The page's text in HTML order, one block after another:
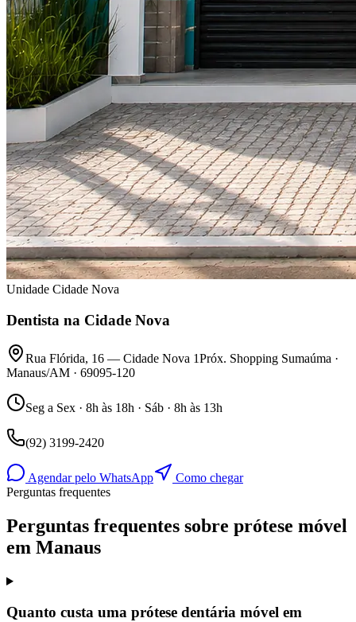
Unidade Cidade Nova
Dentista na Cidade Nova
Rua Flórida, 16 — Cidade Nova 1Próx. Shopping Sumaúma ·
Manaus/AM · 69095-120
Seg a Sex · 8h às 18h · Sáb · 8h às 13h
(92) 3199-2420
Agendar pelo WhatsApp
Como chegar
Perguntas frequentes
Perguntas frequentes sobre prótese móvel
em Manaus
Quanto custa uma prótese dentária móvel em